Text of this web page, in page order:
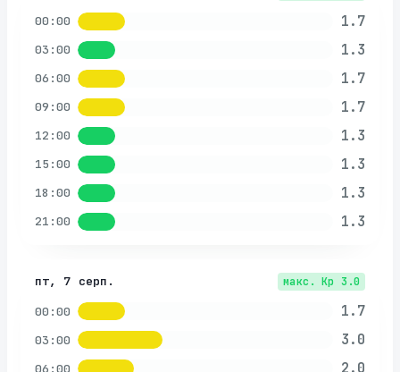
00:00 1.7
03:00 1.3
06:00 1.7
09:00 1.7
12:00 1.3
15:00 1.3
18:00 1.3
21:00 1.3
пт, 7 серп. макс. Kp 3.0
00:00 1.7
03:00 3.0
06:00 2.0